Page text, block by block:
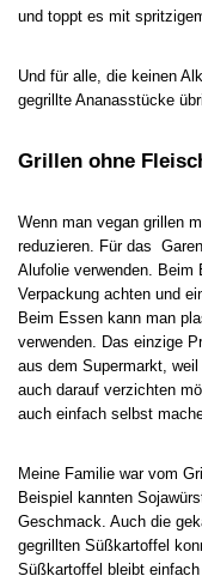
und toppt es mit
Und für alle, die keinen
gegrillte Ananasstücke
Grillen ohne
Wenn man vegan grillen
reduzieren. Für das
Alufolie verwenden. Beim
Verpackung achten und
Beim Essen kann man
verwenden. Das einzige
aus dem Supermarkt,
auch darauf verzichten
auch einfach selbst
Meine Familie war vom
Beispiel kannten
Geschmack. Auch die
gegrillten Süßkartoffel
Süßkartoffel bleibt